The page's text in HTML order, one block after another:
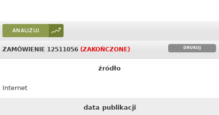
ANALIZUJ
DRUKUJ
ZAMÓWIENIE 12511056 (ZAKOŃCZONE)
źródło
Internet
data publikacji